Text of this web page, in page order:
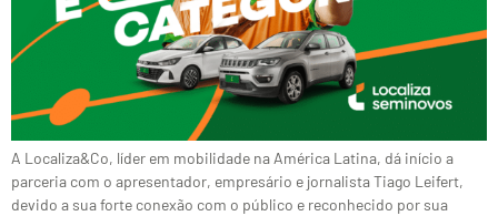
A Localiza&Co, líder em mobilidade na América Latina, dá início a
parceria com o apresentador, empresário e jornalista Tiago Leifert,
devido a sua forte conexão com o público e reconhecido por sua